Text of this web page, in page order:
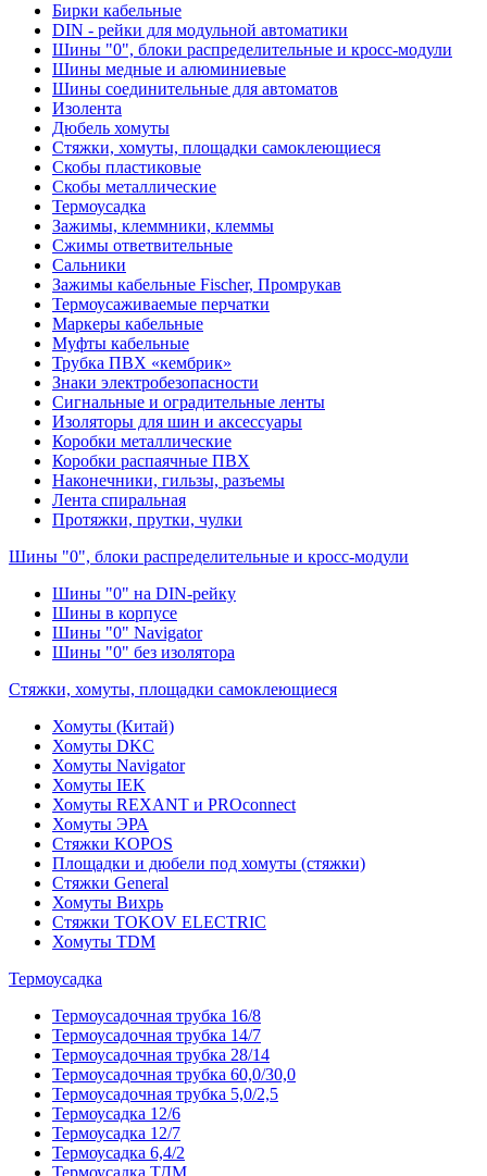
Бирки кабельные
DIN - рейки для модульной автоматики
Шины "0", блоки распределительные и кросс-модули
Шины медные и алюминиевые
Шины соединительные для автоматов
Изолента
Дюбель хомуты
Стяжки, хомуты, площадки самоклеющиеся
Скобы пластиковые
Скобы металлические
Термоусадка
Зажимы, клеммники, клеммы
Сжимы ответвительные
Сальники
Зажимы кабельные Fischer, Промрукав
Термоусаживаемые перчатки
Маркеры кабельные
Муфты кабельные
Трубка ПВХ «кембрик»
Знаки электробезопасности
Сигнальные и оградительные ленты
Изоляторы для шин и аксессуары
Коробки металлические
Коробки распаячные ПВХ
Наконечники, гильзы, разъемы
Лента спиральная
Протяжки, прутки, чулки
Шины "0", блоки распределительные и кросс-модули
Шины "0" на DIN-рейку
Шины в корпусе
Шины "0" Navigator
Шины "0" без изолятора
Стяжки, хомуты, площадки самоклеющиеся
Хомуты (Китай)
Хомуты DKC
Хомуты Navigator
Хомуты IEK
Хомуты REXANT и PROconnect
Хомуты ЭРА
Стяжки KOPOS
Площадки и дюбели под хомуты (стяжки)
Стяжки General
Хомуты Вихрь
Стяжки TOKOV ELECTRIC
Хомуты TDM
Термоусадка
Термоусадочная трубка 16/8
Термоусадочная трубка 14/7
Термоусадочная трубка 28/14
Термоусадочная трубка 60,0/30,0
Термоусадочная трубка 5,0/2,5
Термоусадка 12/6
Термоусадка 12/7
Термоусадка 6,4/2
Термоусадка ТДМ